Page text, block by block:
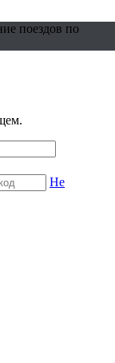
поездов по
Не